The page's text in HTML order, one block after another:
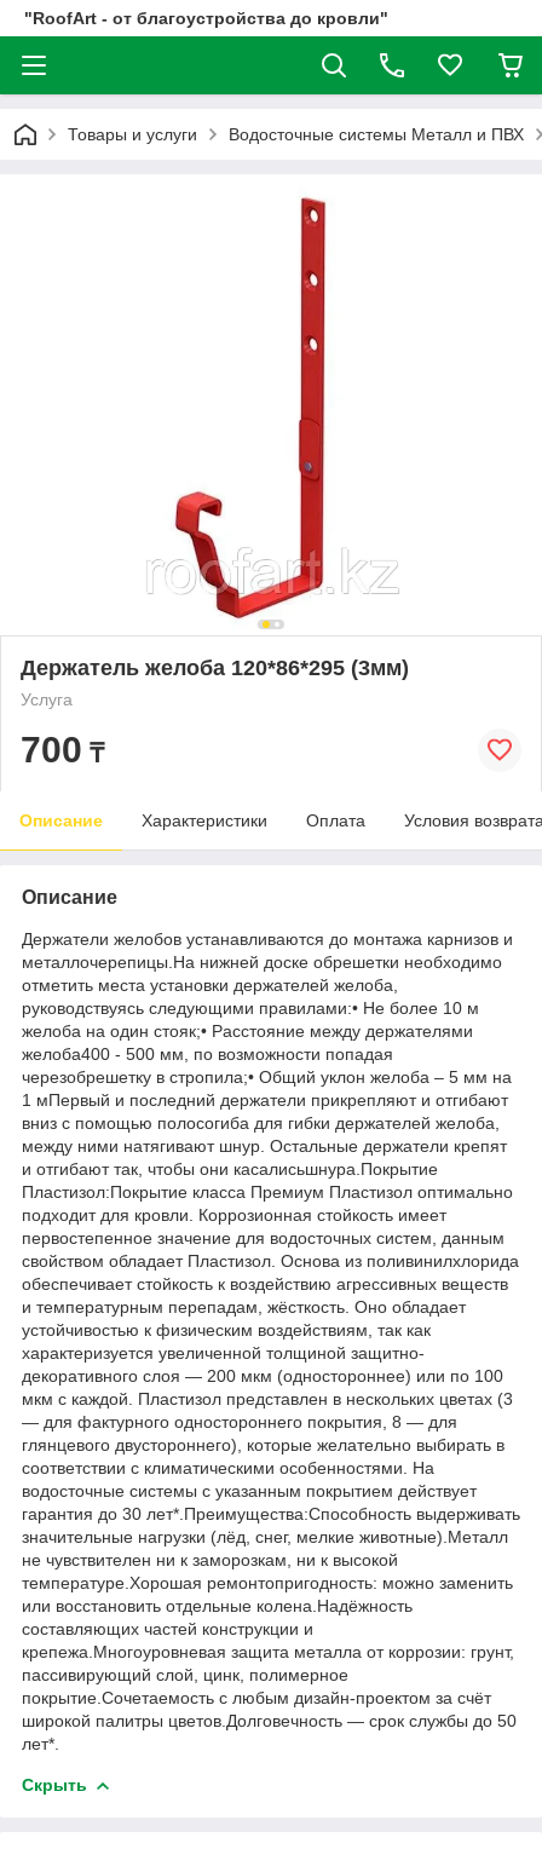
"RoofArt - от благоустройства до кровли"
Товары и услуги Водосточные системы Металл и ПВХ
Держатель желоба 120*86*295 (3мм)
Услуга
700 ₸
Описание Характеристики Оплата Условия
Описание
Держатели желобов устанавливаются до монтажа карнизов и
металлочерепицы.На нижней доске обрешетки необходимо
отметить места установки держателей желоба,
руководствуясь следующими правилами:• Не более 10 м
желоба на один стояк;• Расстояние между держателями
желоба400 - 500 мм, по возможности попадая
черезобрешетку в стропила;• Общий уклон желоба – 5 мм на
1 мПервый и последний держатели прикрепляют и отгибают
вниз с помощью полосогиба для гибки держателей желоба,
между ними натягивают шнур. Остальные держатели крепят
и отгибают так, чтобы они касалисьшнура.Покрытие
Пластизол:Покрытие класса Премиум Пластизол оптимально
подходит для кровли. Коррозионная стойкость имеет
первостепенное значение для водосточных систем, данным
свойством обладает Пластизол. Основа из поливинилхлорида
обеспечивает стойкость к воздействию агрессивных веществ
и температурным перепадам, жёсткость. Оно обладает
устойчивостью к физическим воздействиям, так как
характеризуется увеличенной толщиной защитно-
декоративного слоя — 200 мкм (одностороннее) или по 100
мкм с каждой. Пластизол представлен в нескольких цветах (3
— для фактурного одностороннего покрытия, 8 — для
глянцевого двустороннего), которые желательно выбирать в
соответствии с климатическими особенностями. На
водосточные системы с указанным покрытием действует
гарантия до 30 лет*.Преимущества:Способность выдерживать
значительные нагрузки (лёд, снег, мелкие животные).Металл
не чувствителен ни к заморозкам, ни к высокой
температуре.Хорошая ремонтопригодность: можно заменить
или восстановить отдельные колена.Надёжность
составляющих частей конструкции и
крепежа.Многоуровневая защита металла от коррозии: грунт,
пассивирующий слой, цинк, полимерное
покрытие.Сочетаемость с любым дизайн-проектом за счёт
широкой палитры цветов.Долговечность — срок службы до 50
лет*.
Скрыть